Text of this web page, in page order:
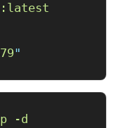
"
-d